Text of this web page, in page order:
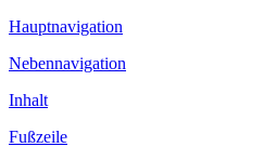
Hauptnavigation
Nebennavigation
Inhalt
Fußzeile